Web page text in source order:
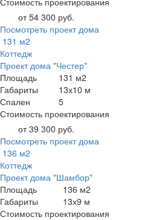
от 54 300 руб.
Посмотреть проект дома
131 м2
Коттедж
Проект дома "Честер"
Площадь
131 м2
Габариты
13х10 м
Спален
5
Стоимость проектирования
от 39 300 руб.
Посмотреть проект дома
136 м2
Коттедж
Проект дома "Шамбор"
Площадь
136 м2
Габариты
13х9 м
Стоимость проектирования